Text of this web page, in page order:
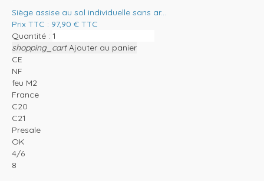
Siège assise au sol individuelle sans ar...
Prix TTC : 97,90 € TTC
Quantité :
shopping_cart Ajouter au panier
CE
NF
feu M2
France
C20
C21
Presale
OK
4/6
8